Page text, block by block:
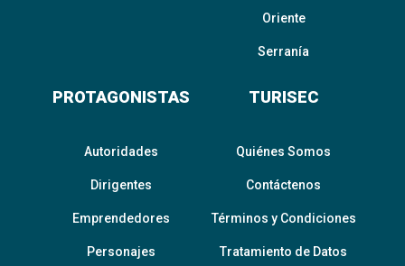
Oriente
Serranía
PROTAGONISTAS
Autoridades
Dirigentes
Emprendedores
Personajes
TURISEC
Quiénes Somos
Contáctenos
Términos y Condiciones
Tratamiento de Datos